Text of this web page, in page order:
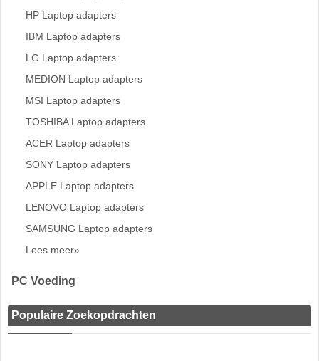
HP Laptop adapters
IBM Laptop adapters
LG Laptop adapters
MEDION Laptop adapters
MSI Laptop adapters
TOSHIBA Laptop adapters
ACER Laptop adapters
SONY Laptop adapters
APPLE Laptop adapters
LENOVO Laptop adapters
SAMSUNG Laptop adapters
Lees meer»
PC Voeding
Populaire Zoekopdrachten